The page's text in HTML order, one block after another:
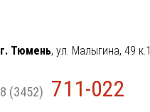
г. Тюмень, ул. Малыгина, 49 к.1
8 (3452) 711-022